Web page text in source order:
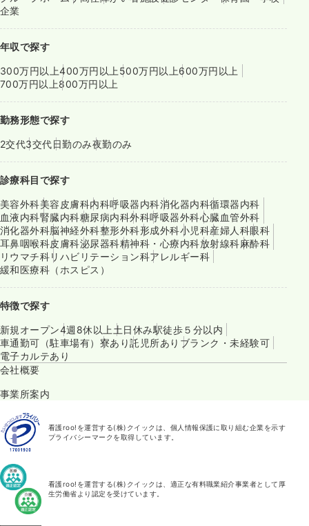
企業
年収で探す
300万円以上400万円以上 500万円以上600万円以上
700万円以上800万円以上
勤務形態で探す
2交代3交代日勤のみ夜勤のみ
診療科目で探す
美容外科美容皮膚科内科呼吸器内科消化器内科循環器内科
血液内科腎臓内科糖尿病内科外科呼吸器外科心臓血管外科
消化器外科脳神経外科整形外科形成外科小児科産婦人科眼科
耳鼻咽喉科皮膚科泌尿器科精神科・心療内科放射線科麻酔科
リウマチ科リハビリテーション科アレルギー科
緩和医療科（ホスピス）
特徴で探す
新規オープン4週8休以上 土日休み駅徒歩５分以内
車通勤可（駐車場有） 寮あり託児所あり ブランク・未経験可
電子カルテあり
会社概要
事業所案内
看護roo!を運営する(株)クイックは、個人情報保護に取り組む企業を示す
プライバシーマークを取得しています。
看護roo!を運営する(株)クイックは、適正な有料職業紹介事業者として厚
生労働省より認定を受けています。